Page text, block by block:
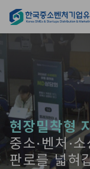
중소벤처소
판로지원을
유통 생태계
중소·벤처·소
판로개척과
한유원이 지
현장밀착형
중소·벤처·
판로를 넓혀
행복한 사회
상생파트너,
따뜻한 나눔